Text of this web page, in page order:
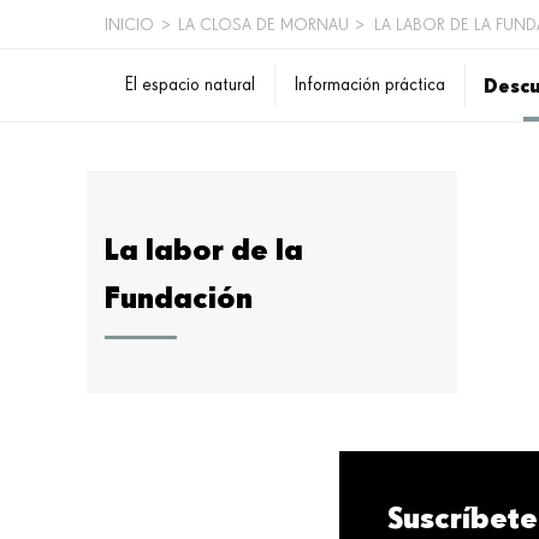
ENLACES
A
LA
NAVEGACIÓN
INICIO > LA CLOSA DE MORNAU > LA LABOR DE LA
El espacio natural Información práctica
La labor de la
Fundación